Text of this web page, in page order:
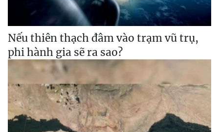
Nếu thiên thạch đâm vào trạm vũ trụ,
phi hành gia sẽ ra sao?